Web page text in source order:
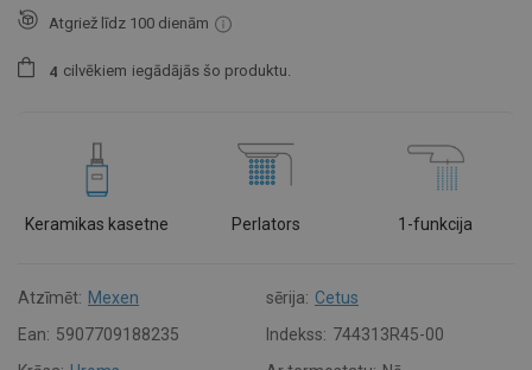
Atgriež līdz 100 dienām
4 cilvēkiem iegādājās šo produktu.
Keramikas kasetne Perlators 1-funkcija
Atzīmēt: Mexen sērija: Cetus
Ean: 5907709188235 Indekss: 744313R45-00